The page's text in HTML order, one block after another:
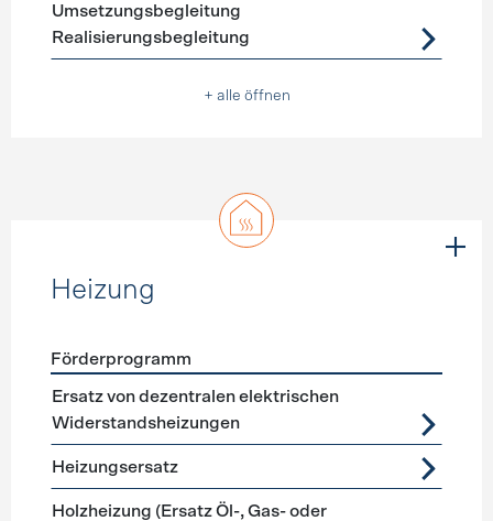
Umsetzungsbegleitung
Realisierungsbegleitung
+ alle öffnen
Heizung
Förderprogramme Heizung
Förderprogramm
Ersatz von dezentralen elektrischen
Widerstandsheizungen
Heizungsersatz
Holzheizung (Ersatz Öl-, Gas- oder